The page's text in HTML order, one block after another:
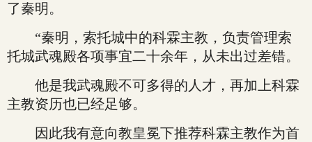
了秦明。
“秦明，索托城中的科霖主教，负责管理索
托城武魂殿各项事宜二十余年，从未出过差错。
他是我武魂殿不可多得的人才，再加上科霖
主教资历也已经足够。
因此我有意向教皇冕下推荐科霖主教作为首